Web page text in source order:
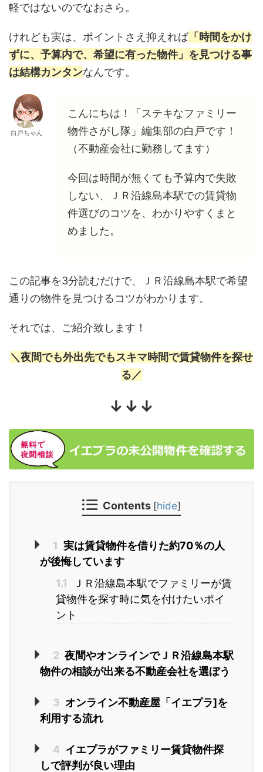
軽ではないのでなおさら。
けれども実は、ポイントさえ抑えれば 「時間をかけ
ずに、予算内で、希望に有った物件」を見つける事
は結構カンタンなんです。
白戸ちゃん
こんにちは！「ステキなファミリー
物件さがし隊」編集部の白戸です！
（不動産会社に勤務してます）
今回は時間が無くても予算内で失敗
しない、ＪＲ沿線島本駅での賃貸物
件選びのコツを、わかりやすくまと
めました。
この記事を3分読むだけで、ＪＲ沿線島本駅で希望
通りの物件を見つけるコツがわかります。
それでは、ご紹介致します！
＼夜間でも外出先でもスキマ時間で賃貸物件を探せ
る／
↓↓↓
Contents [hide]
1 実は賃貸物件を借りた約70％の人
が後悔しています
1.1
ＪＲ沿線島本駅でファミリーが賃
貸物件を探す時に気を付けたいポイ
ント
2 夜間やオンラインでＪＲ沿線島本駅
物件の相談が出来る不動産会社を選ぼう
3 オンライン不動産屋「イエプラ]を
利用する流れ
4 イエプラがファミリー賃貸物件探
しで評判が良い理由